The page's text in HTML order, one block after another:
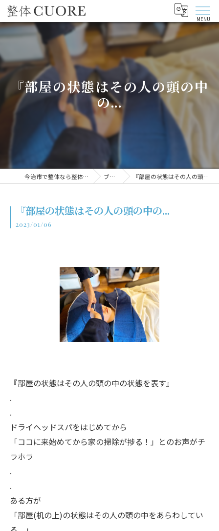
『部屋の状態はその人の頭の中
の...
今治市で整体なら整体CUORE ブログ 『部屋の状態はその人の頭の中の...
『部屋の状態はその人の頭の中の...
2023/01/06
『部屋の状態はその人の頭の中の状態を表す』
.
.
ドライヘッドスパをはじめてから
「ココに来始めてから家の掃除が捗る！」とのお声がチ
ラホラ
.
.
ある方が
「部屋(机の上)の状態はその人の頭の中をあらわしてい